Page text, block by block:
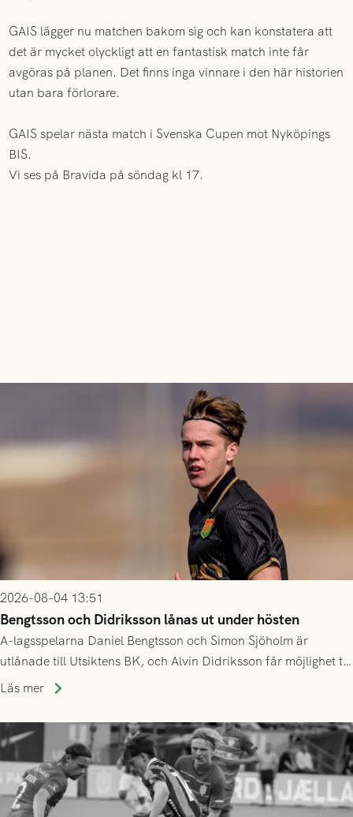
GAIS lägger nu matchen bakom sig och kan konstatera att
det är mycket olyckligt att en fantastisk match inte får
avgöras på planen. Det finns inga vinnare i den här historien
utan bara förlorare.
GAIS spelar nästa match i Svenska Cupen mot Nyköpings
BIS.
Vi ses på Bravida på söndag kl 17.
2026-08-04 13:51
Bengtsson och Didriksson lånas ut under hösten
A-lagsspelarna Daniel Bengtsson och Simon Sjöholm är
utlånade till Utsiktens BK, och Alvin Didriksson får möjlighet till
speltid i Hestrafors genom föreningssamarbete.
Läs mer